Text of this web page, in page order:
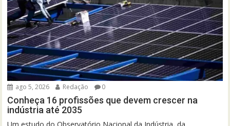
ago 5, 2026 Redação 0
Conheça 16 profissões que devem crescer na
indústria até 2035